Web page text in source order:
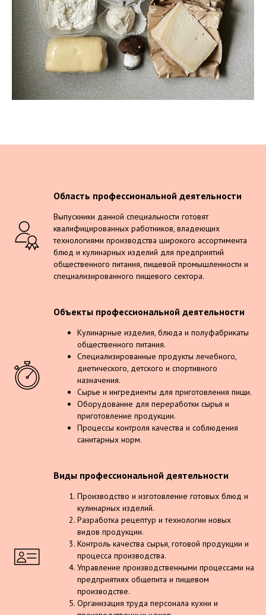
Область профессиональной деятельности
Выпускники данной специальности готовят
квалифицированных работников, владеющих
технологиями производства широкого ассортимента
блюд и кулинарных изделий для предприятий
общественного питания, пищевой промышленности и
специализированного пищевого сектора.
Объекты профессиональной деятельности
Кулинарные изделия, блюда и полуфабрикаты
общественного питания.
Специализированные продукты лечебного,
диетического, детского и спортивного
назначения.
Сырье и ингредиенты для приготовления пищи.
Оборудование для переработки сырья и
приготовление продукции.
Процессы контроля качества и соблюдения
санитарных норм.
Виды профессиональной деятельности
Производство и изготовление готовых блюд и
кулинарных изделий.
Разработка рецептур и технологии новых
видов продукции.
Контроль качества сырья, готовой продукции и
процесса производства.
Управление производственными процессами на
предприятиях общепита и пищевом
производстве.
Организация труда персонала кухни и